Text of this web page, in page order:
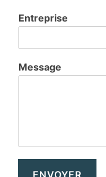
Entreprise
Message